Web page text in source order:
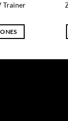
Trainer